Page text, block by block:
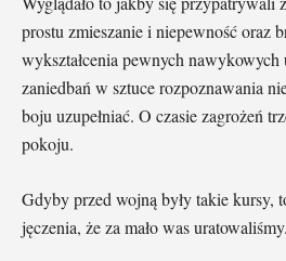
prostu zmieszanie i niepewność oraz
wykształcenia pewnych
zaniedbań w sztuce rozpoznawania
boju uzupełniać. O czasie zagrożeń
pokoju.
Gdyby przed wojną były takie kursy,
jęczenia, że za mało was uratowaliśmy.